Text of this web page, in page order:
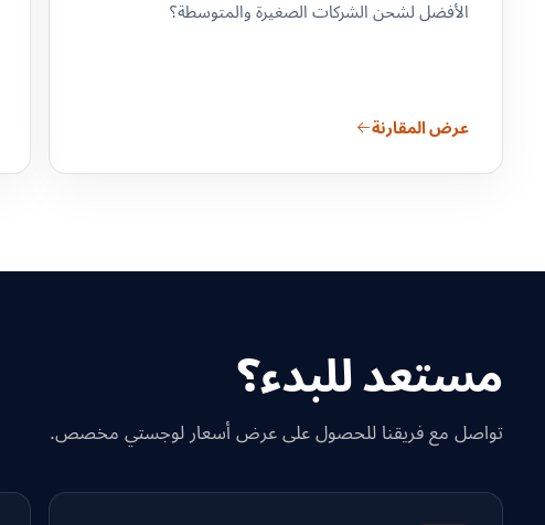
الأفضل لشحن الشركات الصغيرة والمتوسطة؟
عرض المقارنة
مستعد للبدء؟
تواصل مع فريقنا للحصول على عرض أسعار لوجستي مخصص.